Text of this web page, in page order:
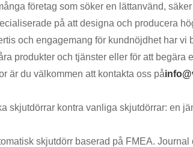
företag som söker en lättanvänd,
på att designa och producera
och engagemang för kundnöjdhet har vi
produkter och tjänster eller för att begära
är du välkommen att kontakta oss på
skjutdörrar kontra vanliga skjutdörrar: en
skjutdörr baserad på FMEA.